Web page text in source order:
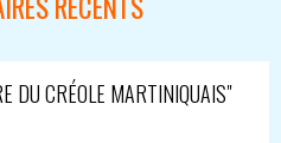
DU CRÉOLE MARTINIQUAIS"